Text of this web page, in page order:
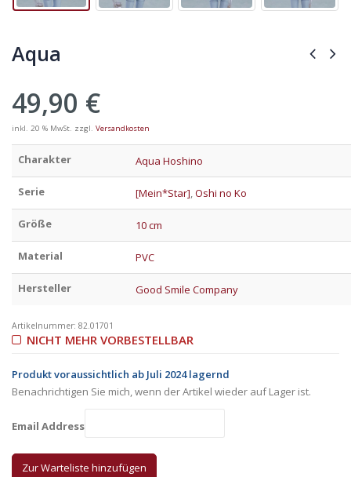
Aqua
49,90 €
inkl. 20 % MwSt. zzgl. Versandkosten
Charakter Aqua Hoshino
Serie [Mein*Star],Oshi no Ko
Größe 10 cm
Material PVC
Hersteller Good Smile Company
Artikelnummer: 82.01701
NICHT MEHR VORBESTELLBAR
Produkt voraussichtlich ab Juli 2024 lagernd
Benachrichtigen Sie mich, wenn der Artikel wieder auf Lager ist.
Email Address